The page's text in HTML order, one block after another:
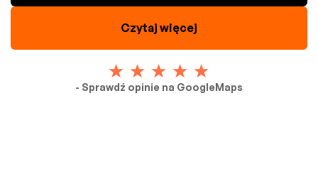
Czytaj więcej
- Sprawdź opinie na GoogleMaps